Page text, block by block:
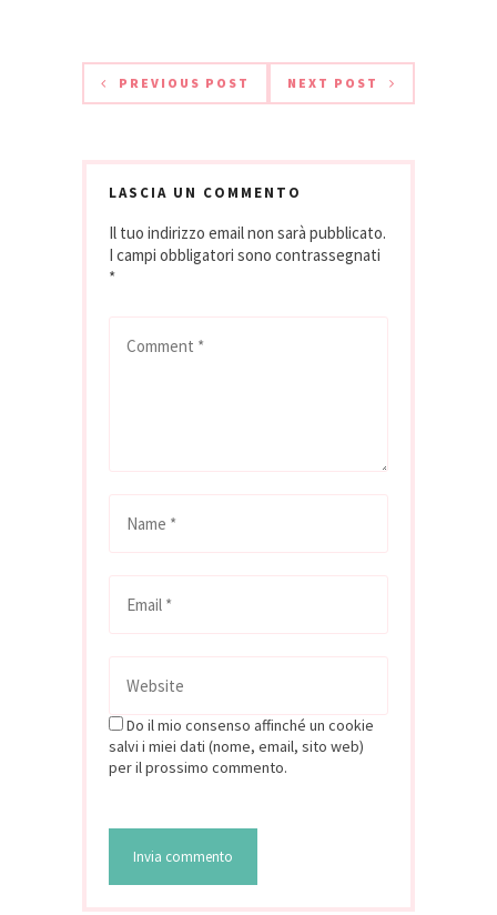
immobiliare…
difficoltà per gli
acconti che tardano
e per
pagamenti ai 1.520
PREVIOUS POST NEXT POST
LASCIA UN COMMENTO
Il tuo indirizzo email non sarà pubblicato.
I campi obbligatori sono contrassegnati
*
Do il mio consenso affinché un cookie
salvi i miei dati (nome, email, sito web)
per il prossimo commento.